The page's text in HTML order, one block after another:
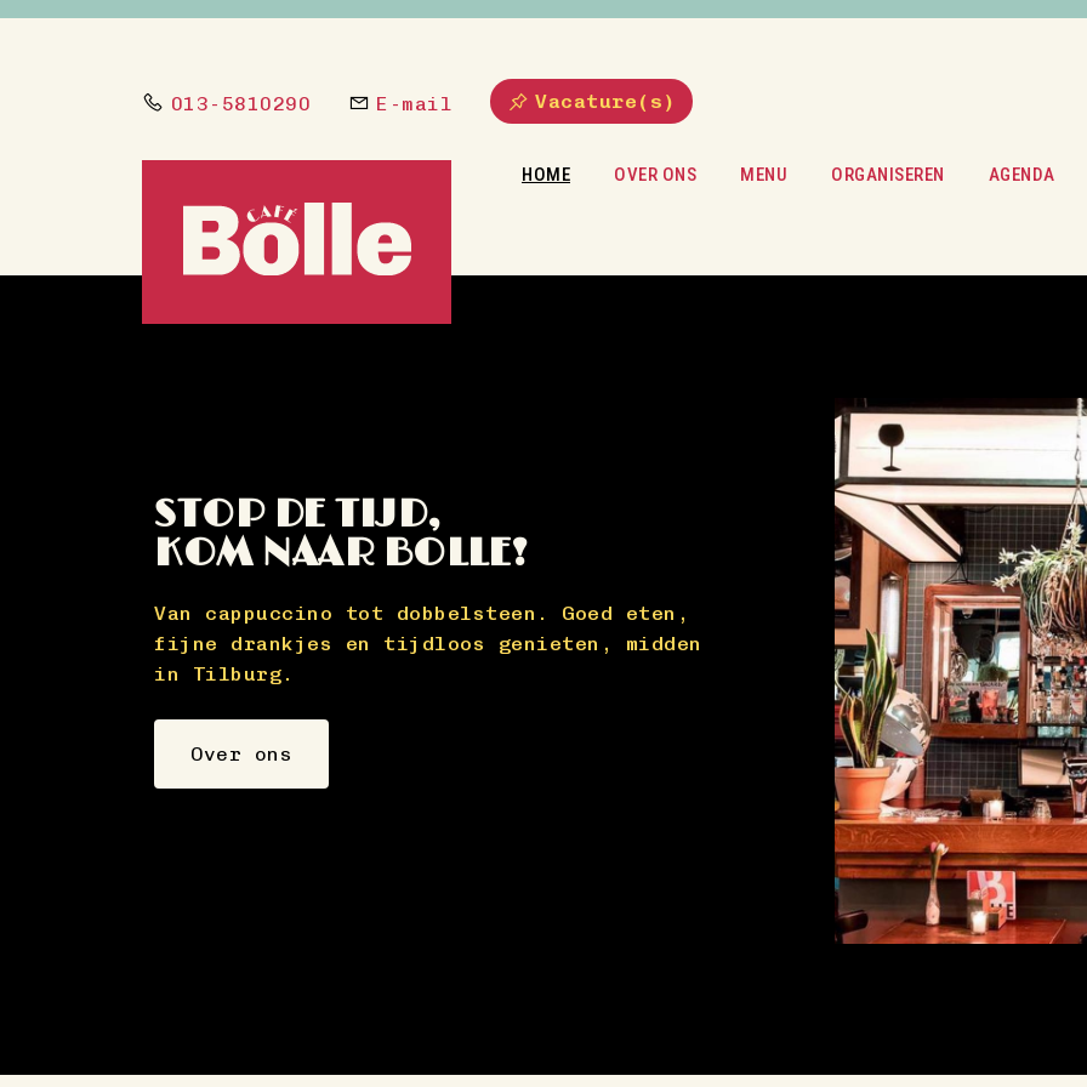
013-5810290 E-mail Vacature(s)
HOME OVER ONS MENU ORGANISEREN AGENDA
STOP DE TIJD,
KOM NAAR BOLLE!
Van cappuccino tot dobbelsteen. Goed eten,
fijne drankjes en tijdloos genieten, midden
in Tilburg.
Over ons
FILM & FOOD
Twee van onze
geniet jij van ons
ontvang je een
bioscoop. Om het
na afloop van de
koffie of thee komen
Bekijk menu